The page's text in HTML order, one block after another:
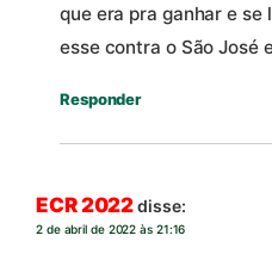
que era pra ganhar e
esse contra o São José
Responder
ECR 2022disse:
2 de abril de 2022 às 21:16